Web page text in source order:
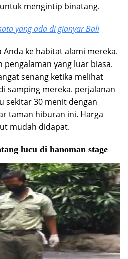
mengintip binatang.
yang ada di gianyar Bali
ke habitat alami mereka.
yang luar biasa.
senang ketika melihat
samping mereka. perjalanan
sekitar 30 menit dengan
taman hiburan ini. Harga
mudah didapat.
lucu di hanoman stage